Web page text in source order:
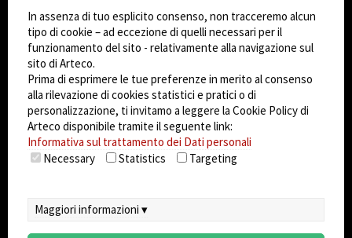
Dark Mode
© 2026Arteco srl - Società soggetta a direzione
e coordinamento di KRENOVA SRL (Società a
socio unico)
Partita IVA: 02814270399 - Sede Legale: Via Pana
180, 48018 Faenza (RA) Italy - REA: RA - 261533 -
Capitale sociale sottoscritto: €100.000,00
privacy-cookie policy- EULA/DPA
In assenza di tuo esplicito consenso, non tracceremo alcun
tipo di cookie – ad eccezione di quelli necessari per il
funzionamento del sito - relativamente alla navigazione sul
sito di Arteco.
Prima di esprimere le tue preferenze in merito al consenso
alla rilevazione di cookies statistici e pratici o di
personalizzazione, ti invitamo a leggere la Cookie Policy di
Arteco disponibile tramite il seguente link:
Informativa sul trattamento dei Dati personali
Necessary
Statistics Targeting
Maggiori informazioni ▾